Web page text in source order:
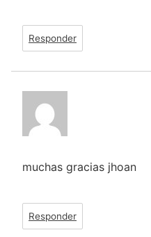
Responder
muchas gracias jhoan
Responder